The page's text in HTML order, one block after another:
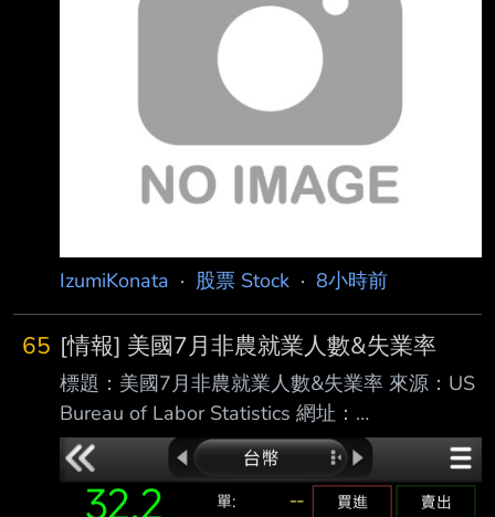
200萬本金，一路滾到400萬後，再貸600萬，
全投入股市，沒想到全 買在高點，其中最慘的
就是國巨（2327）。由於國巨近來從高點1200
多元，一路狂跌，讓不 少買到高點的投資人叫
苦，然分析師斷言，現在該檔跌到500元，還不
會是最底。 針對近期台股盤勢
IzumiKonata · 股票 Stock · 8小時前
65 [情報] 美國7月非農就業人數&失業率
標題：美國7月非農就業人數&失業率 來源：US
Bureau of Labor Statistics 網址：
https://www.bls.gov/ 內文： 美國7月非農就業
人口 前值修正為2.0萬（原公布5.7萬） 預期8.0
萬 公佈為-2.3萬 美國7月失業率 前值 4.2% 預